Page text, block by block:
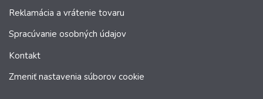
Reklamácia a vrátenie tovaru
Spracúvanie osobných údajov
Kontakt
Zmeniť nastavenia súborov cookie